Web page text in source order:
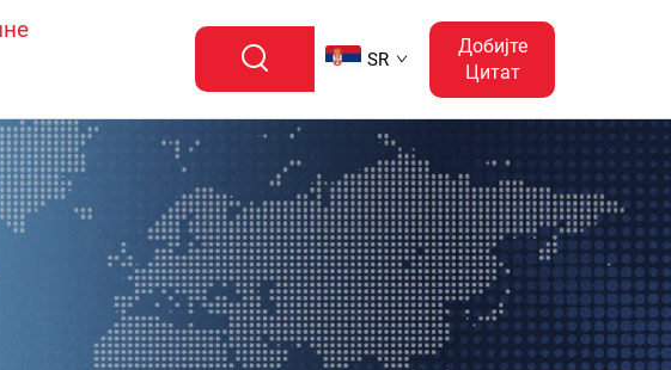
SR
Добијте
Цитат